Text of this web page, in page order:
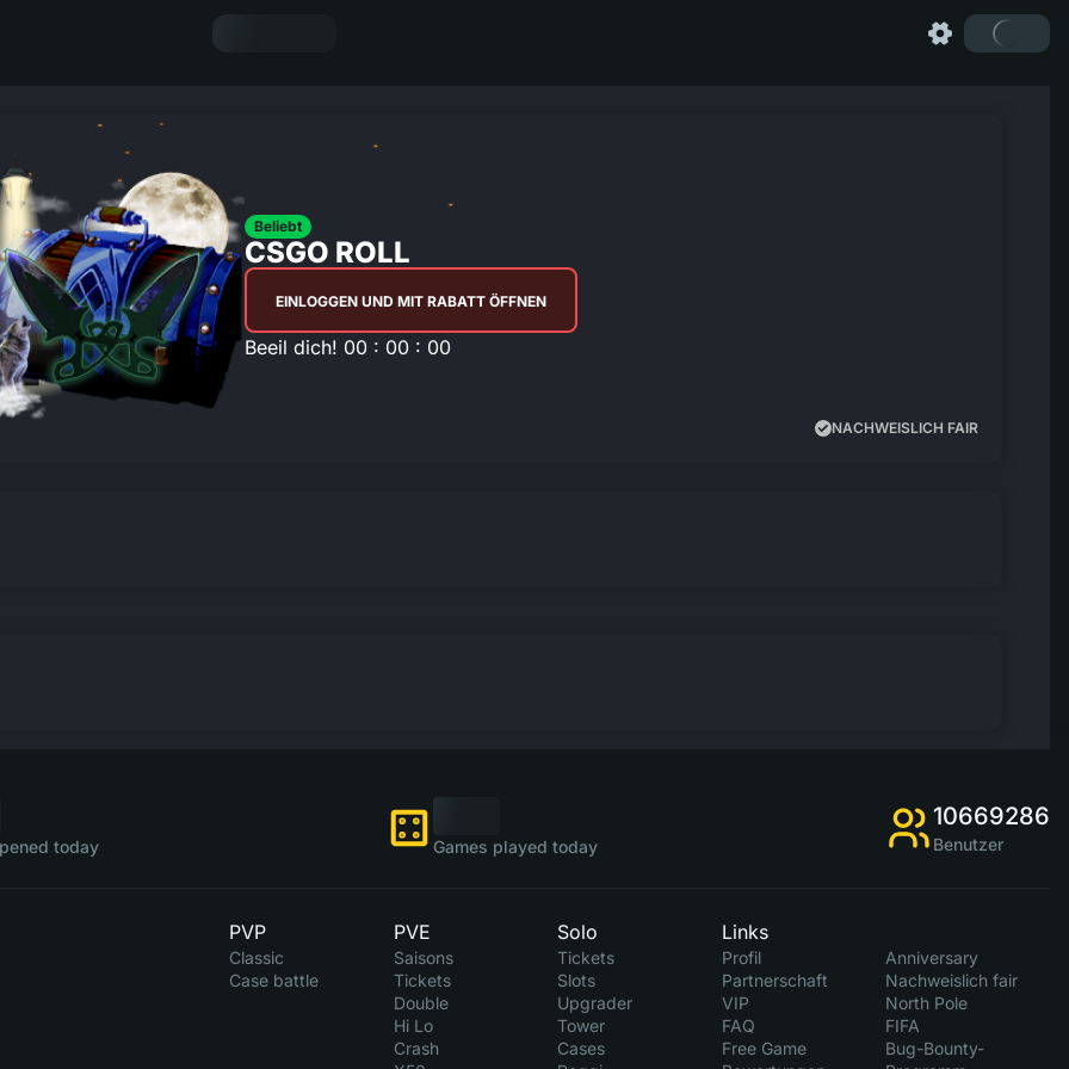
Beliebt
CSGO ROLL
EINLOGGEN UND MIT RABATT ÖFFNEN
Beeil dich! 00 : 00 : 00
NACHWEISLICH FAIR
today Games played today
10669286
Benutzer
PVP
Classic
Case battle
PVE
Saisons
Tickets
Double
Hi Lo
Crash
Solo
Tickets
Slots
Upgrader
Tower
Cases
Links
Profil
Partnerschaft
VIP
FAQ
Free Game
Anniversary
Nachweislich fair
North Pole
FIFA
Bug-Bounty-